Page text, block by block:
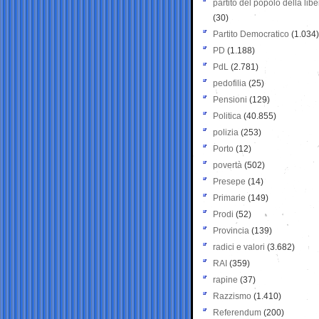
partito del popolo della
(30)
Partito Democratico (1.034)
PD (1.188)
PdL (2.781)
pedofilia (25)
Pensioni (129)
Politica (40.855)
polizia (253)
Porto (12)
povertà (502)
Presepe (14)
Primarie (149)
Prodi (52)
Provincia (139)
radici e valori (3.682)
RAI (359)
rapine (37)
Razzismo (1.410)
Referendum (200)